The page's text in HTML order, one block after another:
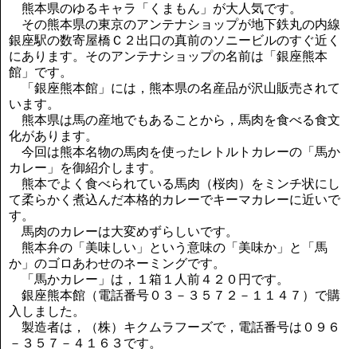
気をつけたい法律のポイント
武田正男の独り言
熊本県のゆるキャラ「くまもん」が大人気です。
その熊本県の東京のアンテナショップが地下鉄丸の内線
銀座駅の数寄屋橋Ｃ２出口の真前のソニービルのすぐ近く
にあります。そのアンテナショップの名前は「銀座熊本
館」です。
「銀座熊本館」には，熊本県の名産品が沢山販売されて
います。
熊本県は馬の産地でもあることから，馬肉を食べる食文
化があります。
今回は熊本名物の馬肉を使ったレトルトカレーの「馬か
カレー」を御紹介します。
熊本でよく食べられている馬肉（桜肉）をミンチ状にし
て柔らかく煮込んだ本格的カレーでキーマカレーに近いで
す。
馬肉のカレーは大変めずらしいです。
熊本弁の「美味しい」という意味の「美味か」と「馬
か」のゴロあわせのネーミングです。
「馬かカレー」は，１箱１人前４２０円です。
銀座熊本館（電話番号０３－３５７２－１１４７）で購
入しました。
製造者は，（株）キクムラフーズで，電話番号は０９６
－３５７－４１６３です。